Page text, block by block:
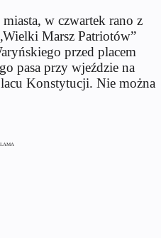
w czwartek rano z
Marsz Patriotów”
przed placem
pasa przy wjeździe na
Konstytucji. Nie można